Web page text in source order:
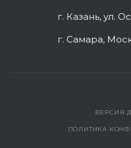
г. Казань, ул.
г. Самара,
ВЕРСИЯ
ПОЛИТИКА